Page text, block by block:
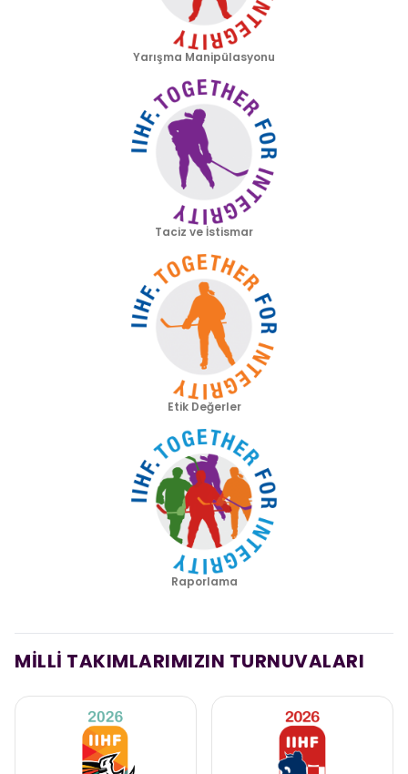
Yarışma Manipülasyonu
Taciz ve İstismar
Etik Değerler
Raporlama
MİLLİ TAKIMLARIMIZIN TURNUVALARI